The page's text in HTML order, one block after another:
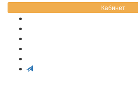
Кабинет